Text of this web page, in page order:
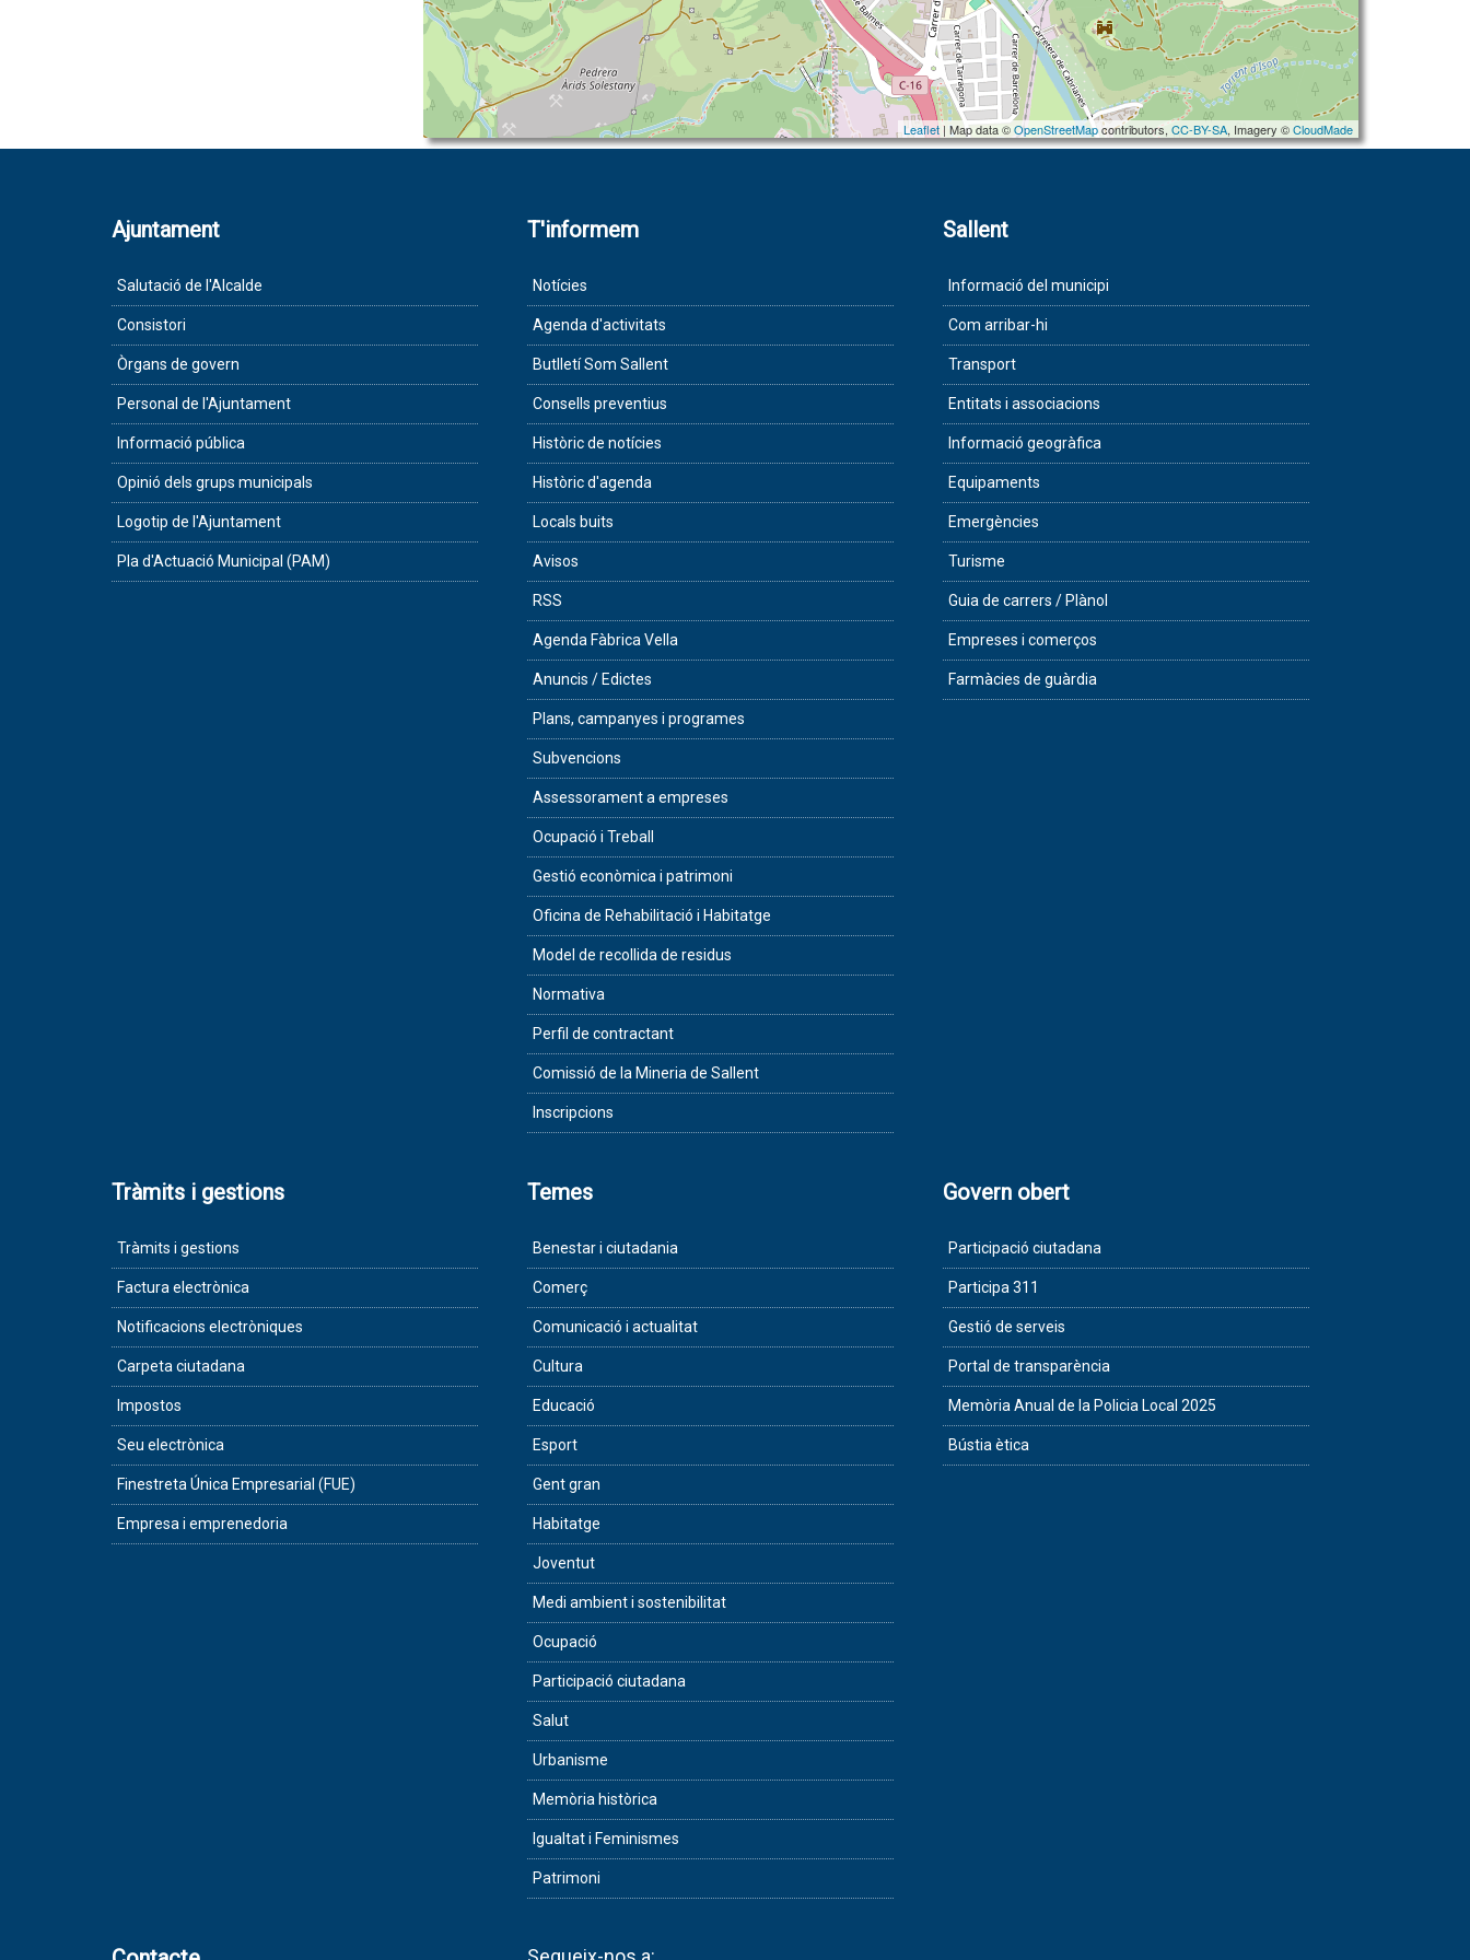
Leaflet | Map data ©OpenStreetMapcontributors,CC-BY-SA, Imagery ©CloudMade
Ajuntament
Salutació de l'Alcalde
Consistori
Òrgans de govern
Personal de l'Ajuntament
Informació pública
Opinió dels grups municipals
Logotip de l'Ajuntament
Pla d'Actuació Municipal (PAM)
T'informem
Notícies
Agenda d'activitats
Butlletí Som Sallent
Consells preventius
Històric de notícies
Històric d'agenda
Locals buits
Avisos
RSS
Agenda Fàbrica Vella
Anuncis / Edictes
Plans, campanyes i programes
Subvencions
Assessorament a empreses
Ocupació i Treball
Gestió econòmica i patrimoni
Oficina de Rehabilitació i Habitatge
Model de recollida de residus
Normativa
Perfil de contractant
Comissió de la Mineria de Sallent
Inscripcions
Sallent
Informació del municipi
Com arribar-hi
Transport
Entitats i associacions
Informació geogràfica
Equipaments
Emergències
Turisme
Guia de carrers / Plànol
Empreses i comerços
Farmàcies de guàrdia
Tràmits i gestions
Tràmits i gestions
Factura electrònica
Notificacions electròniques
Carpeta ciutadana
Impostos
Seu electrònica
Finestreta Única Empresarial (FUE)
Empresa i emprenedoria
Temes
Benestar i ciutadania
Comerç
Comunicació i actualitat
Cultura
Educació
Esport
Gent gran
Habitatge
Joventut
Medi ambient i sostenibilitat
Ocupació
Participació ciutadana
Salut
Urbanisme
Memòria històrica
Igualtat i Feminismes
Patrimoni
Govern obert
Participació ciutadana
Participa 311
Gestió de serveis
Portal de transparència
Memòria Anual de la Policia Local 2025
Bústia ètica